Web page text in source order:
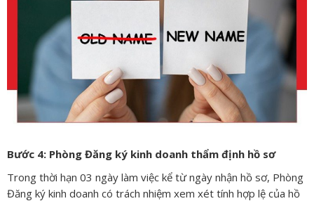
Bước 4: Phòng Đăng ký kinh doanh thẩm định hồ sơ
Trong thời hạn 03 ngày làm việc kể từ ngày nhận hồ sơ, Phòng
Đăng ký kinh doanh có trách nhiệm xem xét tính hợp lệ của hồ